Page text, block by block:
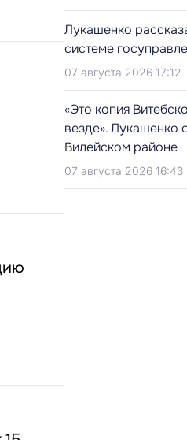
Лукашенко
системе
07 августа 2026 17:12
«Это копия
везде». Лукашенко
Вилейском районе
07 августа 2026 16:43